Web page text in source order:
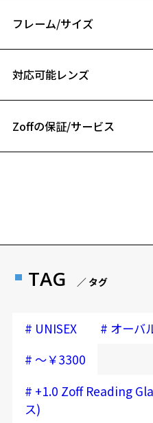
再入荷お知らせメールの
ンが究極のフィット感を実現。
※柄や色味の出方に個体差があり
【セット内容】
･取扱説明書
【リーディンググラスは3～4種類
込)から承っております。
リーディンググラス (老眼鏡) ペー
2024年3月1日から、店頭に商品
戴する場合がございます。
入した商品本体と発送日がわかる
にご提示いだければ、初回に限り
フレーム/サイズ
B ブリッジ(鼻部分)の横幅：
仕上がり寸法
対応可能レンズ
フレームとレンズの
Zoffの保証/サービス
商品不良により生じた破
日または発送日より１年
延長されません。
視力の変化を早めに発見
TAG ／ タグ
# UNISEX # オーバ
# ～￥3300
# +1.0 Zoff Reading
ス)